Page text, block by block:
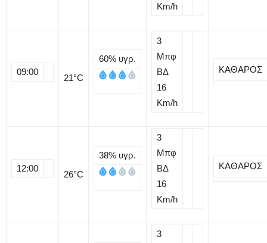
Km/h
09:00
21°C
60% υγρ.
3
Μπφ
ΒΔ
16
Km/h
ΚΑΘΑΡΟΣ
12:00
26°C
38% υγρ.
3
Μπφ
ΒΔ
16
Km/h
ΚΑΘΑΡΟΣ
3